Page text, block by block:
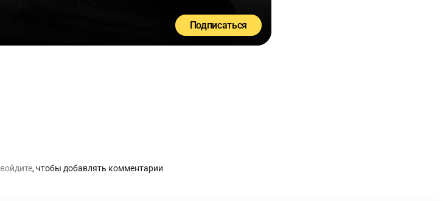
Подписаться
войдите, чтобы добавлять комментарии